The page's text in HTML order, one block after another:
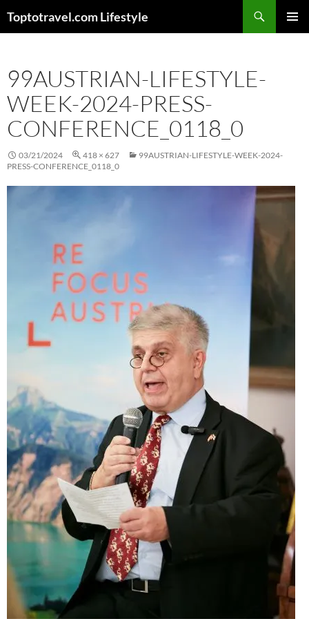
Toptotravel.com Lifestyle
99AUSTRIAN-LIFESTYLE-
WEEK-2024-PRESS-
CONFERENCE_0118_0
03/21/2024 418 × 627
99AUSTRIAN-LIFESTYLE-WEEK-2024-
PRESS-CONFERENCE_0118_0